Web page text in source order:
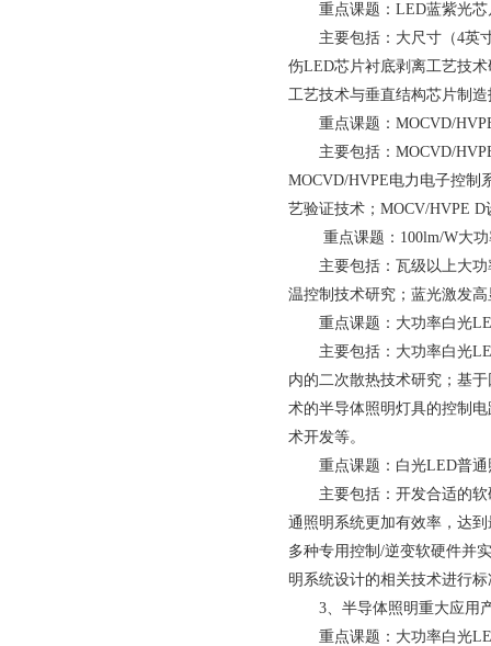
重点课题：LED蓝紫光
主要包括：大尺寸（4英
伤LED芯片衬底剥离工艺技
工艺技术与垂直结构芯片制
重点课题：MOCVD/
主要包括：MOCVD/
MOCVD/HVPE电力电子控制
艺验证技术；MOCV/HVPE
重点课题：100lm/W大
主要包括：瓦级以上大
温控制技术研究；蓝光激发
重点课题：大功率白光
主要包括：大功率白光
内的二次散热技术研究；基
术的半导体照明灯具的控制
术开发等。
重点课题：白光LED普
主要包括：开发合适的
通照明系统更加有效率，达
多种专用控制/逆变软硬件并
明系统设计的相关技术进行
3、半导体照明重大应用
重点课题：大功率白光